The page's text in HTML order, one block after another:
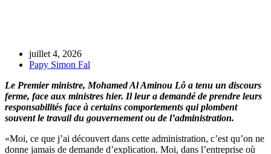
juillet 4, 2026
Papy Simon Fal
Le Premier ministre, Mohamed Al Aminou Lô a tenu un discours
ferme, face aux ministres hier. Il leur a demandé de prendre leurs
responsabilités face à certains comportements qui plombent
souvent le travail du gouvernement ou de l’administration.
«Moi, ce que j’ai découvert dans cette administration, c’est qu’on ne
donne jamais de demande d’explication. Moi, dans l’entreprise où